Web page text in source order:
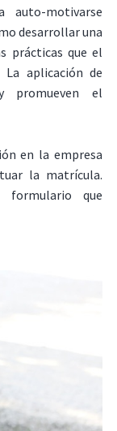
auto-motivarse
desarrollar una
prácticas que el
aplicación de
promueven el
en la empresa
la matrícula.
que